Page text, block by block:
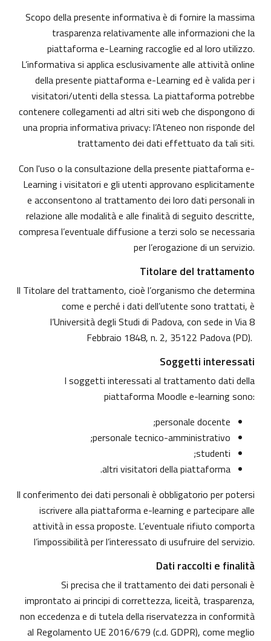
Scopo della presente informativa è di fornire la massima
trasparenza relativamente alle informazioni che la
piattaforma e-Learning raccoglie ed al loro utilizzo.
L’informativa si applica esclusivamente alle attività online
della presente piattaforma e-Learning ed è valida per i
visitatori/utenti della stessa. La piattaforma potrebbe
contenere collegamenti ad altri siti web che dispongono di
una propria informativa privacy: l’Ateneo non risponde del
trattamento dei dati effettuato da tali siti.
Con l'uso o la consultazione della presente piattaforma e-
Learning i visitatori e gli utenti approvano esplicitamente
e acconsentono al trattamento dei loro dati personali in
relazione alle modalità e alle finalità di seguito descritte,
compresa l’eventuale diffusione a terzi solo se necessaria
per l’erogazione di un servizio.
Titolare del trattamento
Il Titolare del trattamento, cioè l’organismo che determina
come e perché i dati dell’utente sono trattati, è
l’Università degli Studi di Padova, con sede in Via 8
Febbraio 1848, n. 2, 35122 Padova (PD).
Soggetti interessati
I soggetti interessati al trattamento dati della
piattaforma Moodle e-learning sono:
personale docente;
personale tecnico-amministrativo;
studenti;
altri visitatori della piattaforma.
Il conferimento dei dati personali è obbligatorio per potersi
iscrivere alla piattaforma e-learning e partecipare alle
attività in essa proposte. L’eventuale rifiuto comporta
l’impossibilità per l’interessato di usufruire del servizio.
Dati raccolti e finalità
Si precisa che il trattamento dei dati personali è
improntato ai principi di correttezza, liceità, trasparenza,
non eccedenza e di tutela della riservatezza in conformità
al Regolamento UE 2016/679 (c.d. GDPR), come meglio